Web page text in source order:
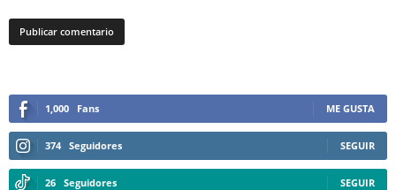
1,000 Fans ME GUSTA
374 Seguidores SEGUIR
26 Seguidores SEGUIR